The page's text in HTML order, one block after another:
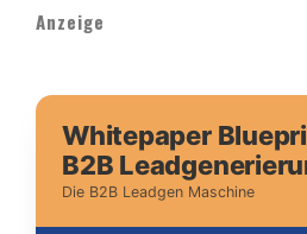
Anzeige